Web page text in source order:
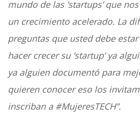
mundo de las ‘startups’ que
un crecimiento acelerado. La
preguntas que usted debe
hacer crecer su ‘startup’ ya
ya alguien documentó para
quieren conocer eso los
inscriban a #MujeresTECH”.